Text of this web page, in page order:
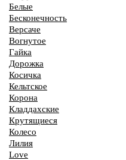
Белые
Бесконечность
Версаче
Вогнутое
Гайка
Дорожка
Косичка
Кельтское
Корона
Кладдахские
Крутящиеся
Колесо
Лилия
Love